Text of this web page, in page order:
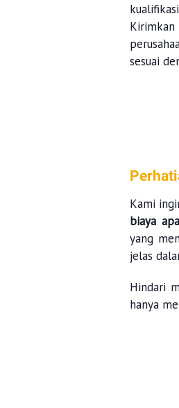
sesuai
Kami
biaya
yang
jelas
Hindari
hanya